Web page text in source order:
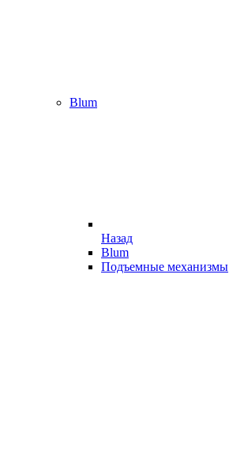
Blum
Назад
Blum
Подъемные механизмы